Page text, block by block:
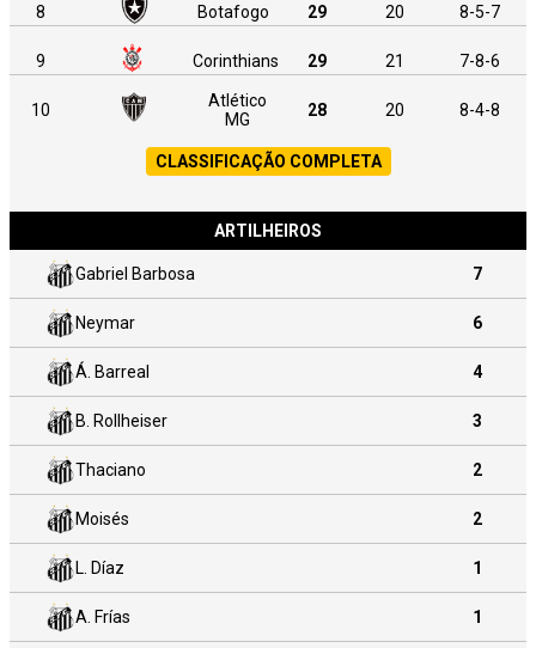
8 Botafogo 29 20 8-5-7
9 Corinthians 29 21 7-8-6
10
Atlético
MG
28 20 8-4-8
CLASSIFICAÇÃO COMPLETA
ARTILHEIROS
Gabriel Barbosa 7
Neymar 6
Á. Barreal 4
B. Rollheiser 3
Thaciano 2
Moisés 2
L. Díaz 1
A. Frías 1